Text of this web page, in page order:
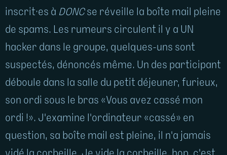
inscrit·es à DONCse réveille la boîte mail pleine
de spams. Les rumeurs circulent il y a UN
hacker dans le groupe, quelques-uns sont
suspectés, dénoncés même. Un des participant
déboule dans la salle du petit déjeuner, furieux,
son ordi sous le bras «Vous avez cassé mon
ordi !». J'examine l'ordinateur «cassé» en
question, sa boîte mail est pleine, il n'a jamais